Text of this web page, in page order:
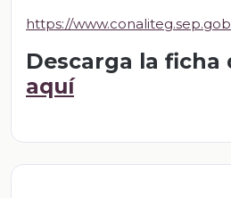
https://
Descarga la ficha
aquí